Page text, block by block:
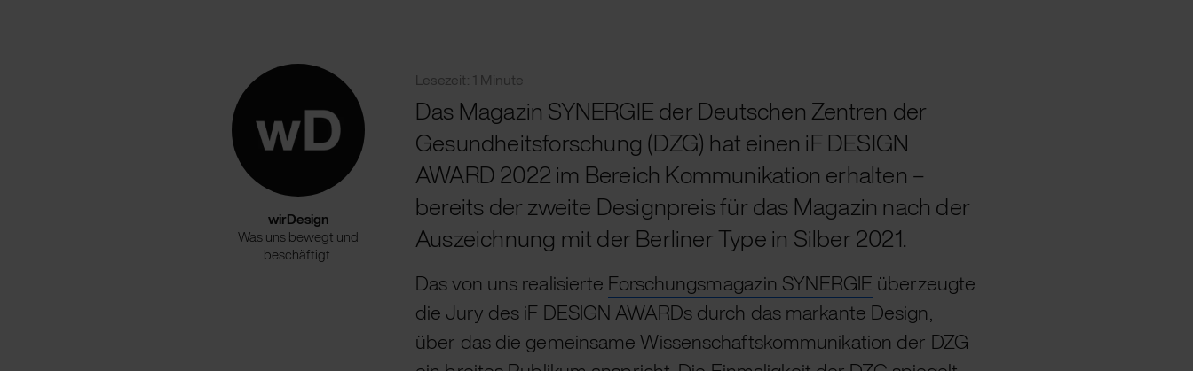
wirDesign
Was uns bewegt und
beschäftigt.
Lesezeit: 1 Minute
Das Magazin SYNERGIE der Deutschen Zentren der
Gesundheitsforschung (DZG) hat einen iF DESIGN
AWARD 2022 im Bereich Kommunikation erhalten –
bereits der zweite Designpreis für das Magazin nach der
Auszeichnung mit der Berliner Type in Silber 2021.
Das von uns realisierte Forschungsmagazin SYNERGIE überzeugte
die Jury des iF DESIGN AWARDs durch das markante Design,
über das die gemeinsame Wissenschaftskommunikation der DZG